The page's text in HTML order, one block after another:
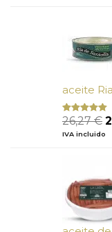
aceite
Valorado
con
5
26,27€
IVA incluido